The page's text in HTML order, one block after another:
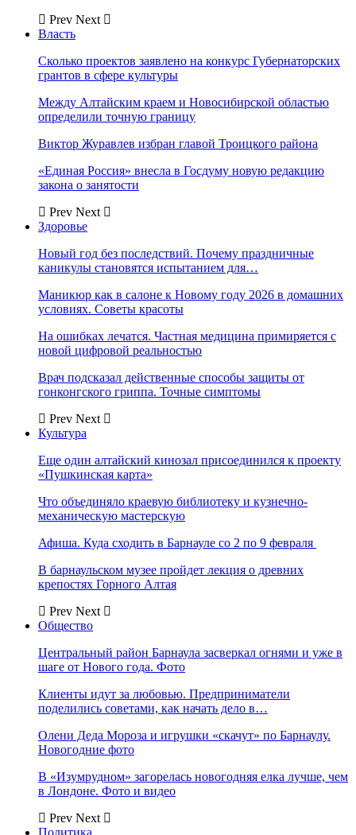
Prev Next
Власть
Сколько проектов заявлено на конкурс Губернаторских
грантов в сфере культуры
Между Алтайским краем и Новосибирской областью
определили точную границу
Виктор Журавлев избран главой Троицкого района
«Единая Россия» внесла в Госдуму новую редакцию
закона о занятости
Prev Next
Здоровье
Новый год без последствий. Почему праздничные
каникулы становятся испытанием для…
Маникюр как в салоне к Новому году 2026 в домашних
условиях. Советы красоты
На ошибках лечатся. Частная медицина примиряется с
новой цифровой реальностью
Врач подсказал действенные способы защиты от
гонконгского гриппа. Точные симптомы
Prev Next
Культура
Еще один алтайский кинозал присоединился к проекту
«Пушкинская карта»
Что объединяло краевую библиотеку и кузнечно-
механическую мастерскую
Афиша. Куда сходить в Барнауле со 2 по 9 февраля
В барнаульском музее пройдет лекция о древних
крепостях Горного Алтая
Prev Next
Общество
Центральный район Барнаула засверкал огнями и уже в
шаге от Нового года. Фото
Клиенты идут за любовью. Предприниматели
поделились советами, как начать дело в…
Олени Деда Мороза и игрушки «скачут» по Барнаулу.
Новогодние фото
В «Изумрудном» загорелась новогодняя елка лучше, чем
в Лондоне. Фото и видео
Prev Next
Политика